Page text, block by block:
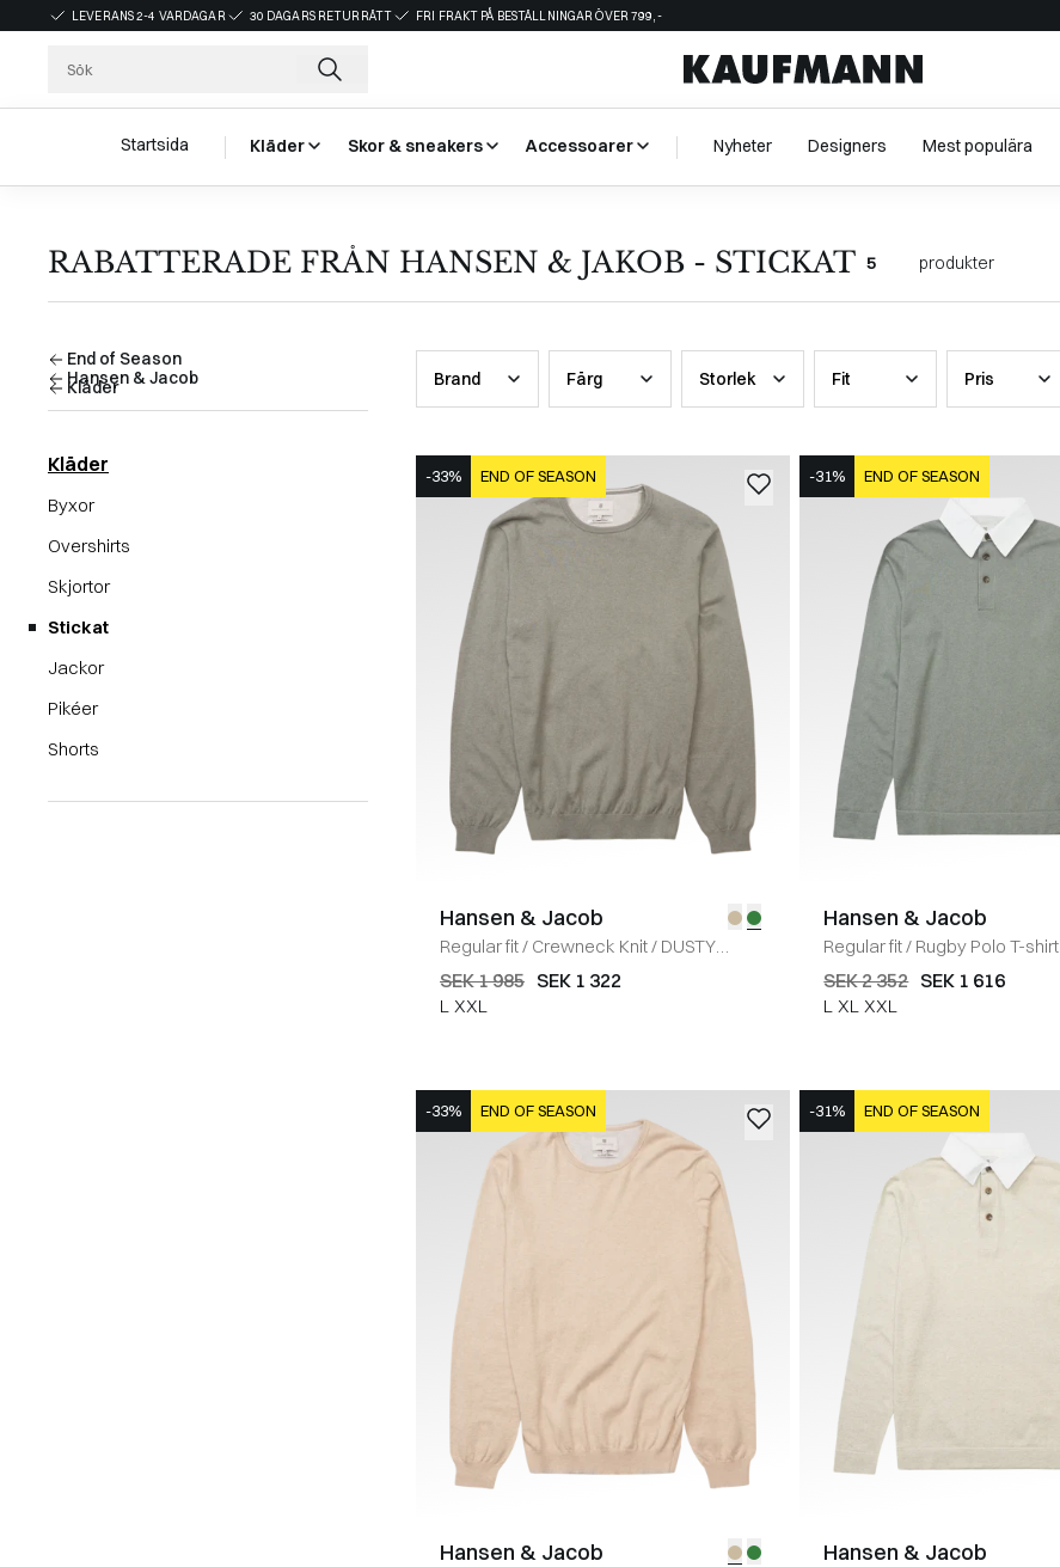
LEVERANS 2-4 VARDAGAR 30 DAGARS RETURRÄTT FRI FRAKT PÅ BESTÄLLNINGAR ÖVER 799,-
Startsida Kläder Skor & sneakers Accessoarer Nyheter Designers Mest populära
RABATTERADE FRÅN HANSEN & JAKOB - STICKAT 5 produkter
End of Season
Hansen & Jacob
Kläder
Kläder
Byxor
Overshirts
Skjortor
Stickat
Jackor
Pikéer
Shorts
Brand Färg Storlek Fit Pris
-33% END OF SEASON
Hansen & Jacob
Regular fit/ Crewneck Knit/ DUSTY
GREEN
SEK 1 985 SEK 1 322
L XXL
-31% END OF SEASON
Hansen & Jacob
Regular fit/ Rugby Polo T-shirt
GREEN
SEK 2 352 SEK 1 616
L XL XXL
-33% END OF SEASON
Hansen & Jacob
-31% END OF SEASON
Hansen & Jacob